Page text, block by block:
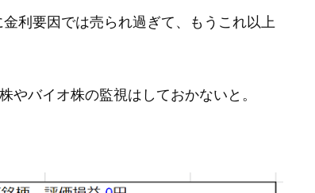
利要因では売られ過ぎて、もうこれ以上
やバイオ株の監視はしておかないと。